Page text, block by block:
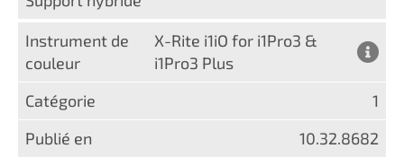
X-Rite i1iO for i1Pro3 &
i1Pro3 Plus
1
10.32.8682